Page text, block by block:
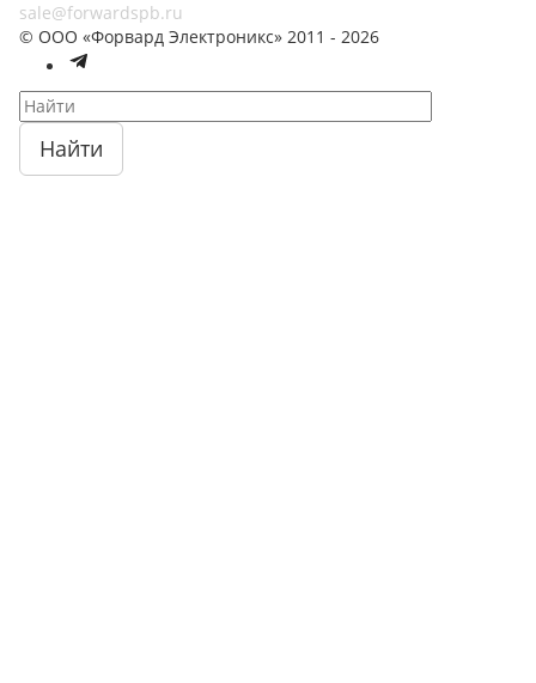
sale@forwardspb.ru
© ООО «Форвард Электроникс» 2011 - 2026
Найти